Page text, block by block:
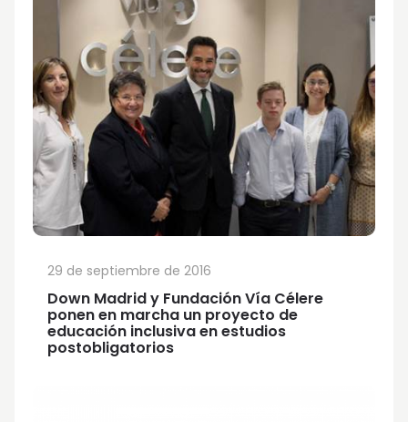
Down Madrid y Fundación Vía Célere
ponen en marcha un proyecto de
educación inclusiva en estudios
postobligatorios
29 de septiembre de 2016